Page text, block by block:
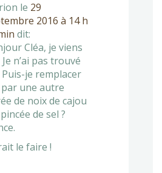
le 29
2016 à 14 h
dit:
Cléa, je viens
n’ai pas trouvé
je remplacer
une autre
de noix de cajou
de sel ?
le faire !